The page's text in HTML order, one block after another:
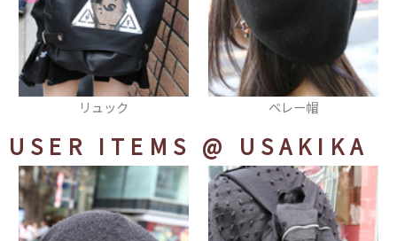
リュック ベレー帽
USER ITEMS @ USAKIKA